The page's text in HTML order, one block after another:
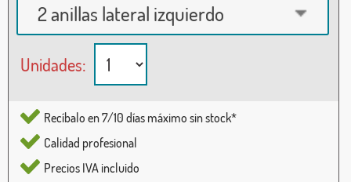
2 anillas lateral izquierdo
Unidades:
Recíbalo en 7/10 días máximo sin stock*
Calidad profesional
Precios IVA incluido